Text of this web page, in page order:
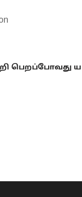
பெறப்போவது